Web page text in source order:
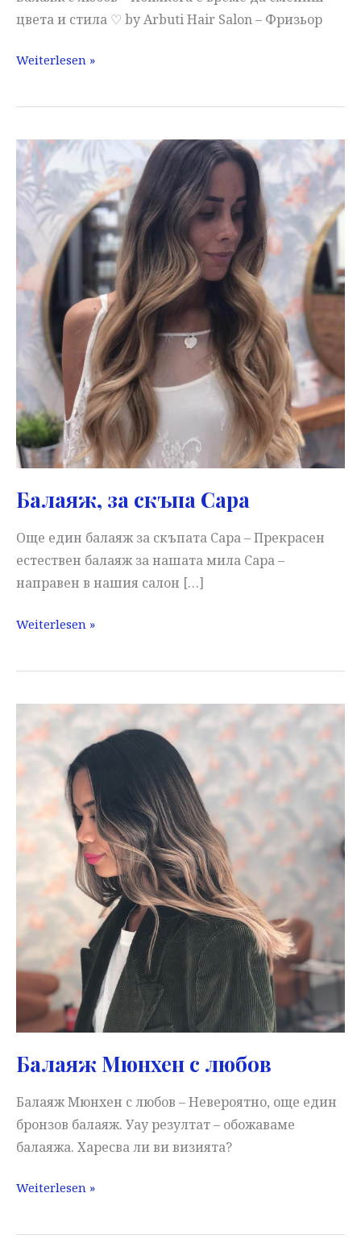
цвета и стила ♡ by Arbuti Hair Salon – Фризьор
Балаяж
любов
Weiterlesen »
Балаяж, за скъпа Сара
Още един балаяж за скъпата Сара – Прекрасен
естествен балаяж за нашата мила Сара –
направен в нашия салон […]
Балаяж,
скъпа
Weiterlesen »
Балаяж Мюнхен с любов
Балаяж Мюнхен с любов – Невероятно, още един
бронзов балаяж. Уау резултат – обожаваме
балаяжа. Харесва ли ви визията?
Балаяж
с
Weiterlesen »